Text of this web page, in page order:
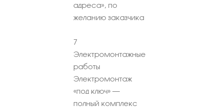
адреса», по
желанию заказчика
7
Электромонтажные
работы
Электромонтаж
«под ключ» –
полный комплекс